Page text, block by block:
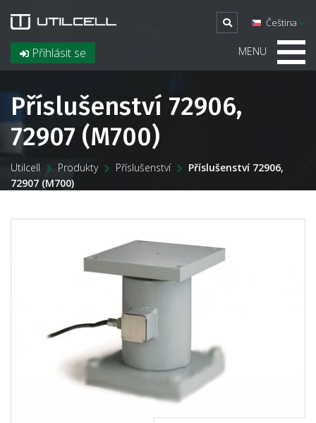
Přihlásit se
Čeština
MENU
Příslušenství 72906,
72907 (M700)
Utilcell Produkty Příslušenství
Příslušenství 72906,
72907 (M700)